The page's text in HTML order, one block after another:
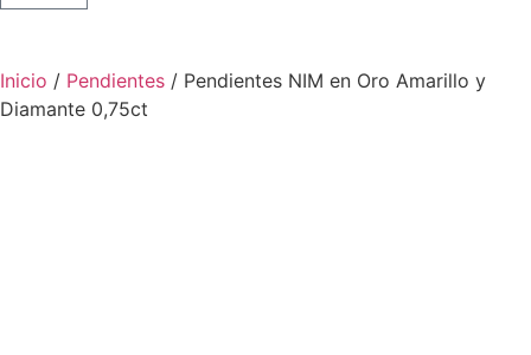
Inicio / Pendientes / Pendientes NIM en Oro Amarillo y
Diamante 0,75ct